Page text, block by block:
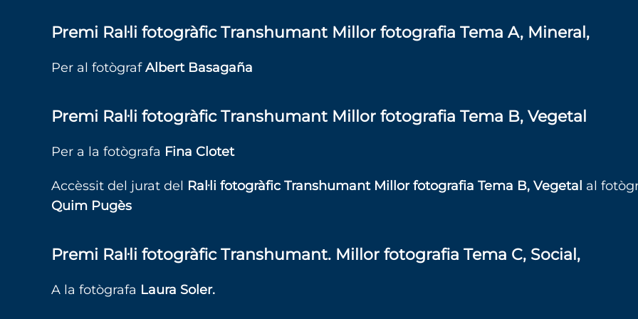
Premi Ral·li fotogràfic Transhumant Millor fotografia Tema A, Mineral,
Per al fotògrafAlbert Basagaña
Premi Ral·li fotogràfic Transhumant Millor fotografia Tema B, Vegetal
Per a la fotògrafa Fina Clotet
Accèssit del jurat del Ral·li fotogràfic Transhumant Millor fotografia Tema B, Vegetal al
Quim Pugès
Premi Ral·li fotogràfic Transhumant. Millor fotografia Tema C, Social,
A la fotògrafa Laura Soler.